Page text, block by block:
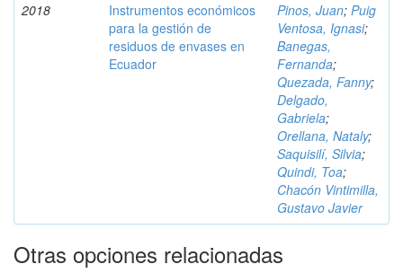
2018
Instrumentos económicos
para la gestión de
residuos de envases en
Ecuador
Pinos, Juan; Puig
Ventosa, Ignasi;
Banegas,
Fernanda;
Quezada, Fanny;
Delgado,
Gabriela;
Orellana, Nataly;
Saquisilí, Silvia;
Quindi, Toa;
Chacón Vintimilla,
Gustavo Javier
Otras opciones relacionadas